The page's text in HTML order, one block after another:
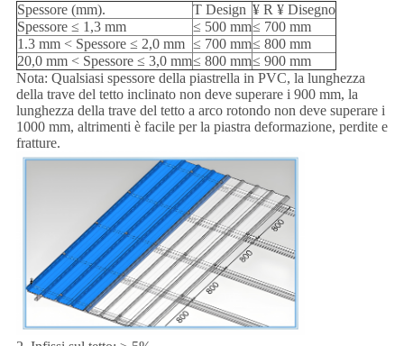
Spessore (mm).
T Design ¥ R ¥ Disegno
Spessore ≤ 1,3 mm
≤ 500 mm≤ 700 mm
1.3 mm < Spessore ≤ 2,0 mm ≤ 700 mm≤ 800 mm
20,0 mm < Spessore ≤ 3,0 mm≤ 800 mm≤ 900 mm
Nota: Qualsiasi spessore della piastrella in PVC, la lunghezza
della trave del tetto inclinato non deve superare i 900 mm, la
lunghezza della trave del tetto a arco rotondo non deve superare i
1000 mm, altrimenti è facile per la piastra deformazione, perdite e
fratture.